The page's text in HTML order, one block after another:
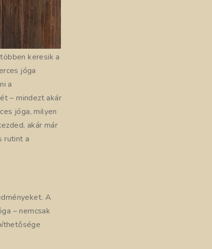
keresik a
jóga
a
– mindezt akár
jóga, milyen
akár már
rutint a
A
– nemcsak